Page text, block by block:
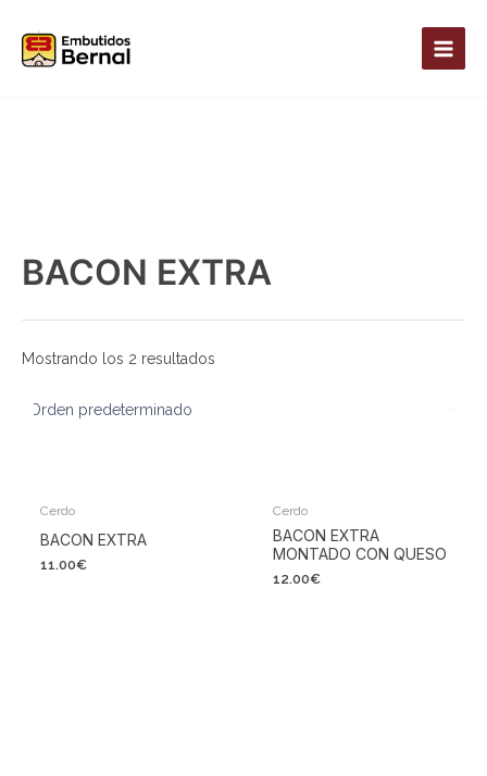
contenido
BACON EXTRA
Mostrando los 2 resultados
Cerdo
BACON EXTRA
11.00€
Cerdo
BACON EXTRA
MONTADO CON QUESO
12.00€